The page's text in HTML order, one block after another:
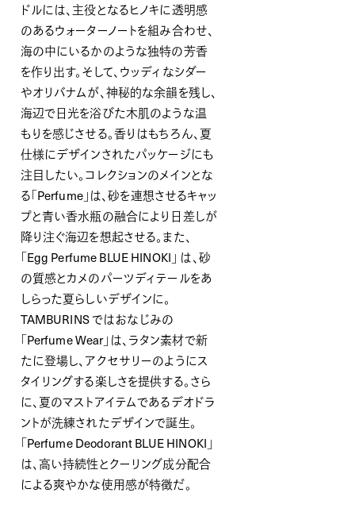
ドルには、主役となるヒノキに透明感
のあるウォーターノートを組み合わせ、
海の中にいるかのような独特の芳香
を作り出す。そして、ウッディなシダー
やオリバナムが、神秘的な余韻を残し、
海辺で日光を浴びた木肌のような温
もりを感じさせる。香りはもちろん、夏
仕様にデザインされたパッケージにも
注目したい。コレクションのメインとな
る「Perfume」は、砂を連想させるキャッ
プと青い香水瓶の融合により日差しが
降り注ぐ海辺を想起させる。また、
「Egg Perfume BLUE HINOKI」 は、砂
の質感とカメのパーツディテールをあ
しらった夏らしいデザインに。
TAMBURINS ではおなじみの
「Perfume Wear」は、ラタン素材で新
たに登場し、アクセサリーのようにス
タイリングする楽しさを提供する。さら
に、夏のマストアイテムであるデオドラ
ントが洗練されたデザインで誕生。
「Perfume Deodorant BLUE HINOKI」
は、高い持続性とクーリング成分配合
による爽やかな使用感が特徴だ。